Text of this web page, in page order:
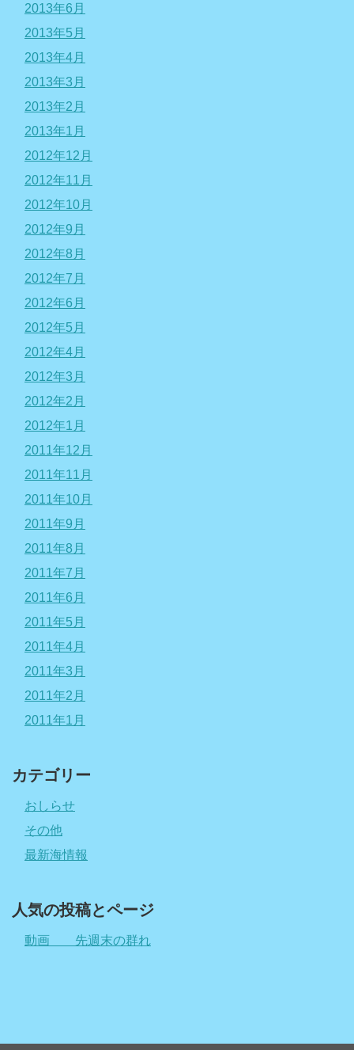
2013年6月
2013年5月
2013年4月
2013年3月
2013年2月
2013年1月
2012年12月
2012年11月
2012年10月
2012年9月
2012年8月
2012年7月
2012年6月
2012年5月
2012年4月
2012年3月
2012年2月
2012年1月
2011年12月
2011年11月
2011年10月
2011年9月
2011年8月
2011年7月
2011年6月
2011年5月
2011年4月
2011年3月
2011年2月
2011年1月
カテゴリー
おしらせ
その他
最新海情報
人気の投稿とページ
動画 先週末の群れ